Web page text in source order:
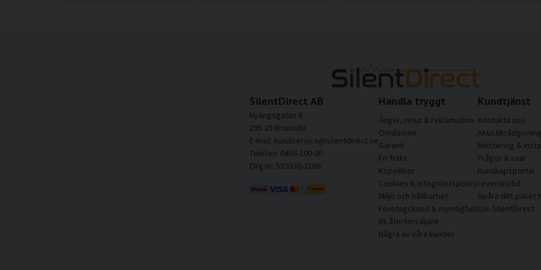
SilentDirect AB
Nyängsgatan 6
295 39 Bromölla
E-mail: kundservice@silentdirect.se
Telefon: 0456-100 00
Org.nr: 559330-3166
Handla tryggt
Ånger, retur & reklamation
Omdömen
Garanti
Fri frakt
Köpvillkor
Cookies & integritetspolicy
Miljö och hållbarhet
Företagskund & myndighet
Bli återförsäljare
Några av våra kunder
Kundtjänst
Kontakta oss
Akustikrådgivning
Montering &
Frågor & svar
Kunskapsportal
Leveranstid
Spåra ditt paket
Om SilentDirect